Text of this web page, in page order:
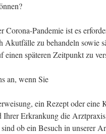
Corona-Pandemie ist es
Akutfälle zu behandeln sowie
einen späteren Zeitpunkt zu
an, wenn Sie
ein Rezept oder eine
Ihrer Erkrankung die Arztpraxis
ob ein Besuch in unserer